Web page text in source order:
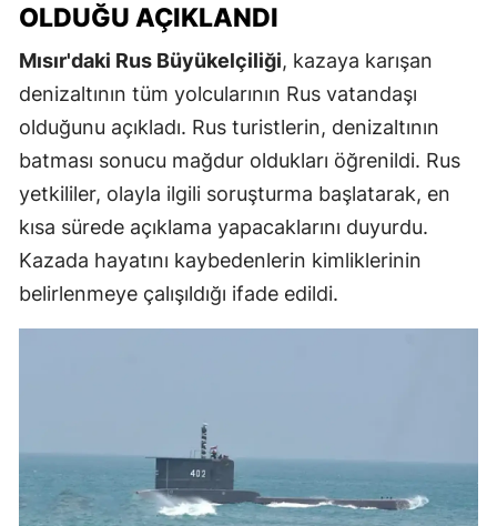
OLDUĞU AÇIKLANDI
Mısır'daki Rus Büyükelçiliği, kazaya karışan
denizaltının tüm yolcularının Rus vatandaşı
olduğunu açıkladı. Rus turistlerin, denizaltının
batması sonucu mağdur oldukları öğrenildi. Rus
yetkililer, olayla ilgili soruşturma başlatarak, en
kısa sürede açıklama yapacaklarını duyurdu.
Kazada hayatını kaybedenlerin kimliklerinin
belirlenmeye çalışıldığı ifade edildi.